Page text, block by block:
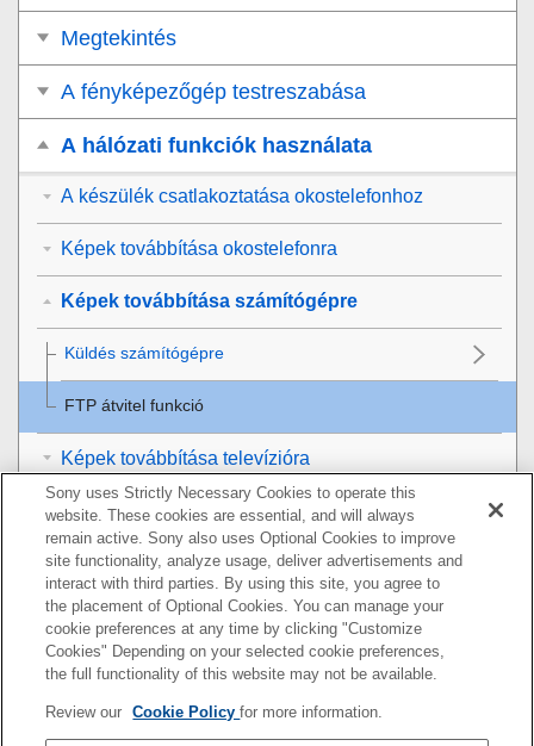
Megtekintés
A fényképezőgép testreszabása
A hálózati funkciók használata
A készülék csatlakoztatása okostelefonhoz
Képek továbbítása okostelefonra
Képek továbbítása számítógépre
Küldés számítógépre
FTP átvitel funkció
Képek továbbítása televízióra
Helyinformációk kiolvasása okostelefonból
Távvezérlő használata Bluetooth kommunikációval
A hálózati beállítások módosítása
Számítógép használata
A menüelemek listája
Sony uses Strictly Necessary Cookies to operate this
website. These cookies are essential, and will always
remain active. Sony also uses Optional Cookies to improve
site functionality, analyze usage, deliver advertisements and
interact with third parties. By using this site, you agree to
the placement of Optional Cookies. You can manage your
cookie preferences at any time by clicking "Customize
Cookies" Depending on your selected cookie preferences,
the full functionality of this website may not be available.
Review our Cookie Policyfor more information.